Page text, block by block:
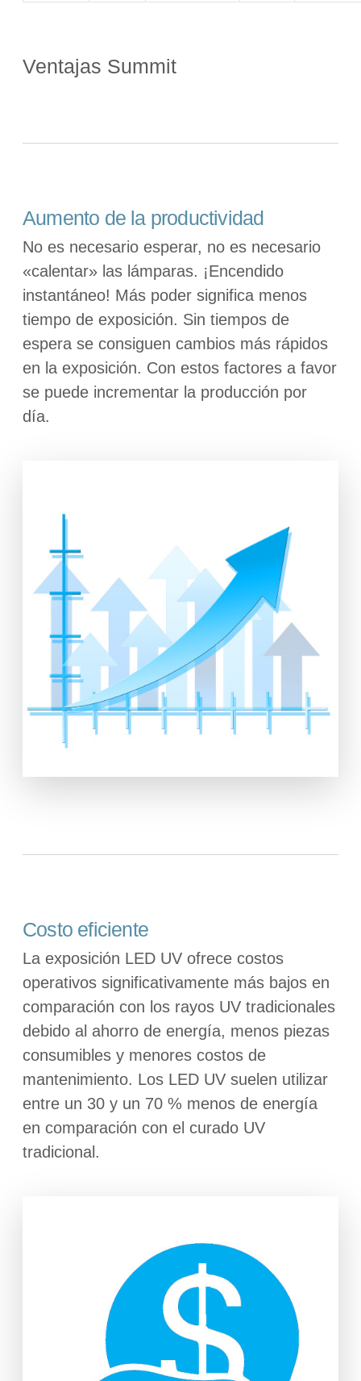
Ventajas Summit
Aumento de la productividad
No es necesario esperar, no es necesario
«calentar» las lámparas. ¡Encendido
instantáneo! Más poder significa menos
tiempo de exposición. Sin tiempos de
espera se consiguen cambios más rápidos
en la exposición. Con estos factores a favor
se puede incrementar la producción por
día.
Costo eficiente
La exposición LED UV ofrece costos
operativos significativamente más bajos en
comparación con los rayos UV tradicionales
debido al ahorro de energía, menos piezas
consumibles y menores costos de
mantenimiento. Los LED UV suelen utilizar
entre un 30 y un 70 % menos de energía
en comparación con el curado UV
tradicional.